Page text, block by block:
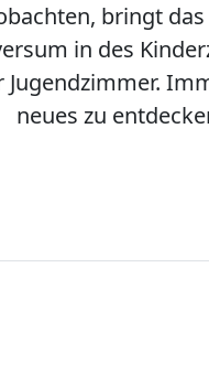
bringt
in des
Jugendzimmer.
neues zu